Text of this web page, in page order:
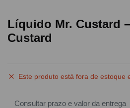
Líquido Mr. Custard
Custard
Este produto está fora de estoque
Consultar prazo e valor da entrega